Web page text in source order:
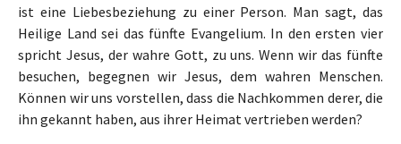
ist eine Liebesbeziehung zu einer Person. Man sagt, das
Heilige Land sei das fünfte Evangelium. In den ersten vier
spricht Jesus, der wahre Gott, zu uns. Wenn wir das fünfte
besuchen, begegnen wir Jesus, dem wahren Menschen.
Können wir uns vorstellen, dass die Nachkommen derer, die
ihn gekannt haben, aus ihrer Heimat vertrieben werden?